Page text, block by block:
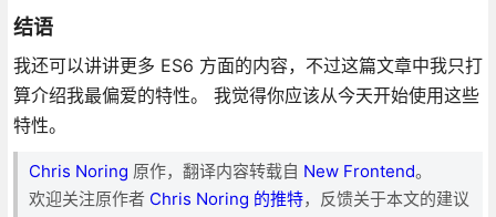
结语
我还可以讲讲更多 ES6 方面的内容，不过这篇文章中我只打
算介绍我最偏爱的特性。 我觉得你应该从今天开始使用这些
特性。
Chris Noring 原作，翻译内容转载自 New Frontend。
欢迎关注原作者 Chris Noring 的推特，反馈关于本文的建议